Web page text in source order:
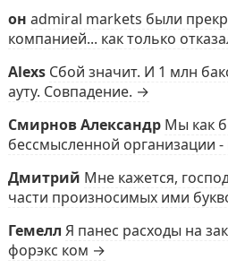
он admiral markets были
компанией... как только
Alexs Сбой значит. И 1 млн
ауту. Совпадение. →
Смирнов Александр Мы как
бессмысленной организации -
Дмитрий Мне кажется,
части произносимых ими
Гемелл Я панес расходы на
форэкс ком →